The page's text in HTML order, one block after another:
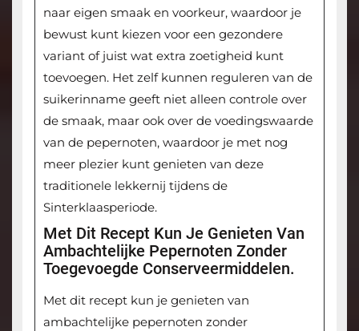
naar eigen smaak en voorkeur, waardoor je
bewust kunt kiezen voor een gezondere
variant of juist wat extra zoetigheid kunt
toevoegen. Het zelf kunnen reguleren van de
suikerinname geeft niet alleen controle over
de smaak, maar ook over de voedingswaarde
van de pepernoten, waardoor je met nog
meer plezier kunt genieten van deze
traditionele lekkernij tijdens de
Sinterklaasperiode.
Met Dit Recept Kun Je Genieten Van
Ambachtelijke Pepernoten Zonder
Toegevoegde Conserveermiddelen.
Met dit recept kun je genieten van
ambachtelijke pepernoten zonder